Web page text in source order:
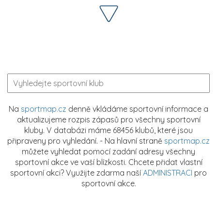
Na sportmap.cz denně vkládáme sportovní informace a
aktualizujeme rozpis zápasů pro všechny sportovní
kluby. V databázi máme 68456 klubů, které jsou
připraveny pro vyhledání. - Na hlavní straně sportmap.cz
můžete vyhledat pomocí zadání adresy všechny
sportovní akce ve vaší blízkosti. Chcete přidat vlastní
sportovní akci? Využijte zdarma naší ADMINISTRACI pro
sportovní akce.